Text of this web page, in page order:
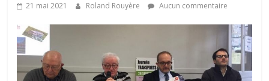
21 mai 2021 Roland Rouyère Aucun commentaire